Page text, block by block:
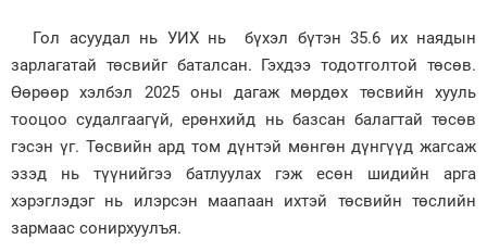
Гол асуудал нь УИХ нь бүхэл бүтэн 35.6 их наядын
зарлагатай төсвийг баталсан. Гэхдээ тодотголтой төсөв.
Өөрөөр хэлбэл 2025 оны дагаж мөрдөх төсвийн хууль
тооцоо судалгаагүй, ерөнхийд нь базсан балагтай төсөв
гэсэн үг. Төсвийн ард том дүнтэй мөнгөн дүнгүүд жагсаж
эзэд нь түүнийгээ батлуулах гэж есөн шидийн арга
хэрэглэдэг нь илэрсэн маапаан ихтэй төсвийн төслийн
зармаас сонирхуулъя.